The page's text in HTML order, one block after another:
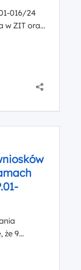
016/24
w ZIT oraz
3.1
–
ze
w projekcie
[…]
że 9